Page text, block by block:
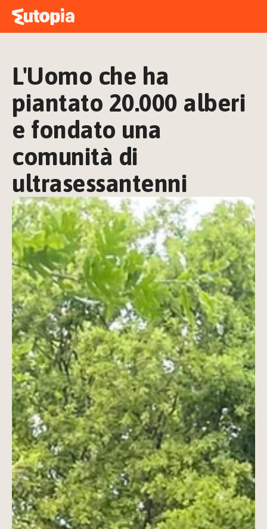
STORIE
FREE TALK
ACCEDI
L'Uomo che ha
piantato 20.000 alberi
e fondato una
comunità di
ultrasessantenni